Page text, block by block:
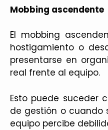
Mobbing ascendente
El mobbing
hostigamiento o
presentarse en
real frente al equipo.
Esto puede suceder
de gestión o cuando
equipo percibe